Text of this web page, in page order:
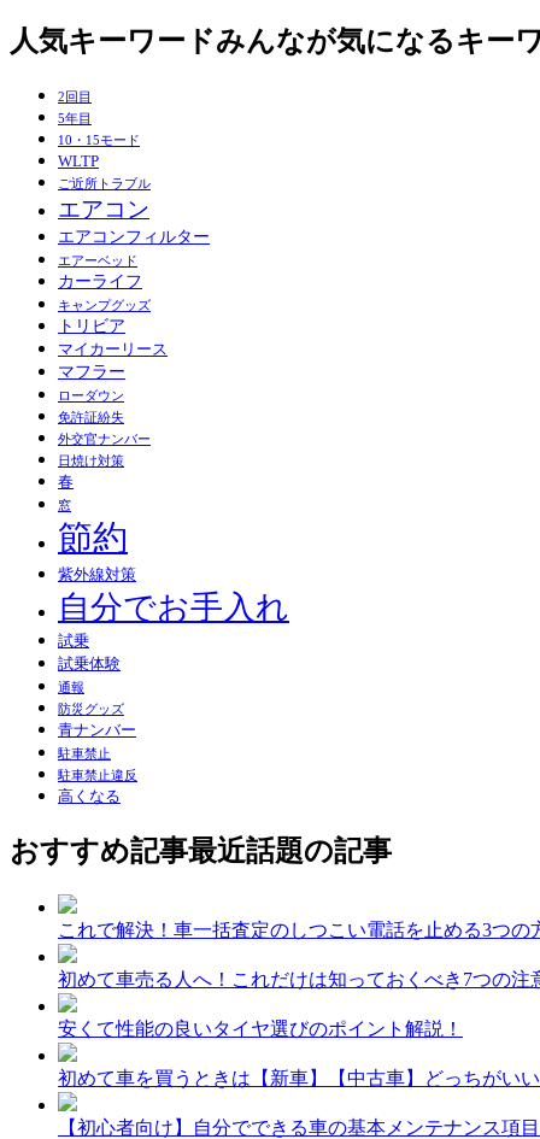
人気キーワードみんなが気になるキー
2回目
5年目
10・15モード
WLTP
ご近所トラブル
エアコン
エアコンフィルター
エアーベッド
カーライフ
キャンプグッズ
トリビア
マイカーリース
マフラー
ローダウン
免許証紛失
外交官ナンバー
日焼け対策
春
窓
節約
紫外線対策
自分でお手入れ
試乗
試乗体験
通報
防災グッズ
青ナンバー
駐車禁止
駐車禁止違反
高くなる
おすすめ記事最近話題の記事
これで解決！車一括査定のしつこい電話を止める3つの
初めて車売る人へ！これだけは知っておくべき7つの注
安くて性能の良いタイヤ選びのポイント解説！
初めて車を買うときは【新車】【中古車】どっちがい
【初心者向け】自分でできる車の基本メンテナンス項